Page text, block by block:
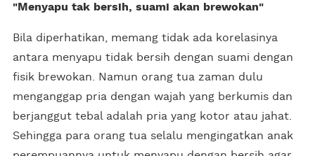
"Menyapu tak bersih, suami akan brewokan"
Bila diperhatikan, memang tidak ada korelasinya
antara menyapu tidak bersih dengan suami dengan
fisik brewokan. Namun orang tua zaman dulu
menganggap pria dengan wajah yang berkumis dan
berjanggut tebal adalah pria yang kotor atau jahat.
Sehingga para orang tua selalu mengingatkan anak